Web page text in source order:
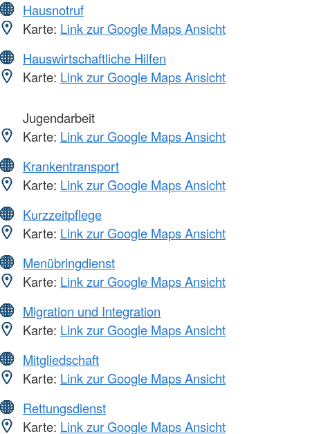
Hausnotruf
Karte: Link zur Google Maps Ansicht
Hauswirtschaftliche Hilfen
Karte: Link zur Google Maps Ansicht
Jugendarbeit
Karte: Link zur Google Maps Ansicht
Krankentransport
Karte: Link zur Google Maps Ansicht
Kurzzeitpflege
Karte: Link zur Google Maps Ansicht
Menübringdienst
Karte: Link zur Google Maps Ansicht
Migration und Integration
Karte: Link zur Google Maps Ansicht
Mitgliedschaft
Karte: Link zur Google Maps Ansicht
Rettungsdienst
Karte: Link zur Google Maps Ansicht